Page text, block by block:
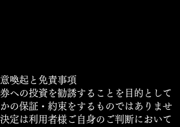
喚起と免責事項
への投資を勧誘することを目的として
の保証・約束をするものではありませ
定は利用者様ご自身のご判断において